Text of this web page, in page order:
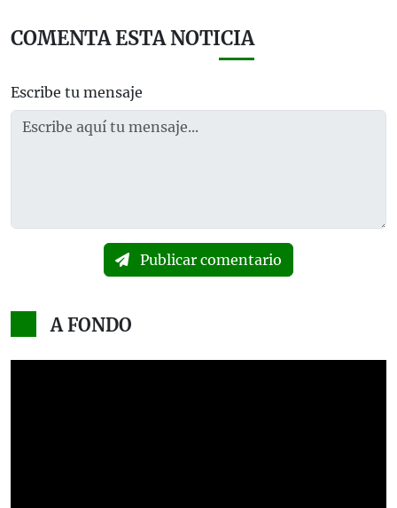
COMENTA ESTA NOTICIA
Escribe tu mensaje
Publicar comentario
A FONDO